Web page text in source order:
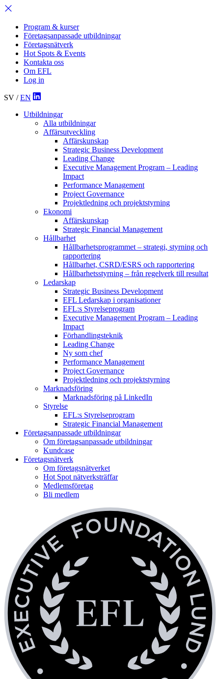
Program & kurser
Företagsanpassade utbildningar
Företagsnätverk
Hot Spots & Events
Kontakta oss
Om EFL
Log in
SV /EN
Utbildningar
Alla utbildningar
Affärsutveckling
Affärskunskap
Strategic Business Development
Leading Change
Executive Management Program – Leading
Impact
Performance Management
Project Governance
Projektledning och projektstyrning
Ekonomi
Affärskunskap
Strategic Financial Management
Hållbarhet
Hållbarhetsprogrammet – strategi, styrning och
rapportering
Hållbarhet, CSRD/ESRS och rapportering
Hållbarhetsstyrning – från regelverk till resultat
Ledarskap
Strategic Business Development
EFL Ledarskap i organisationer
EFL:s Styrelseprogram
Executive Management Program – Leading
Impact
Förhandlingsteknik
Leading Change
Ny som chef
Performance Management
Project Governance
Projektledning och projektstyrning
Marknadsföring
Marknadsföring på LinkedIn
Styrelse
EFL:s Styrelseprogram
Strategic Financial Management
Företagsanpassade utbildningar
Om företagsanpassade utbildningar
Kundcase
Företagsnätverk
Om företagsnätverket
Hot Spot nätverksträffar
Medlemsföretag
Bli medlem